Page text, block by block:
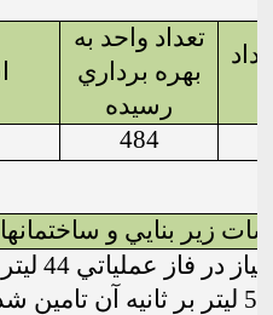
تعداد واحد به
بهره برداري
رسيده
484
زير بنايي و
ميزان
50 ليتر بر ثانيه آن تامين شده است.